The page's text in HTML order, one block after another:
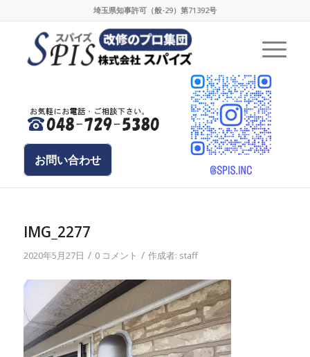
埼玉県知事許可（般-29）第71392号
お問い合わせ
IMG_2277
2020年5月27日 / 0 コメント / 作成者: staff